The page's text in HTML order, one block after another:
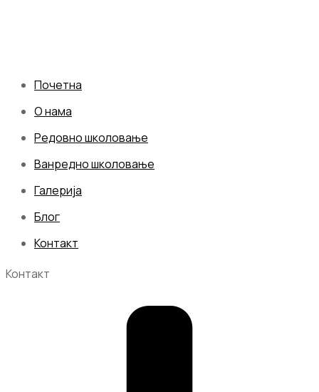
Почетна
О нама
Редовно школовање
Ванредно школовање
Галерија
Блог
Контакт
Контакт